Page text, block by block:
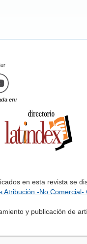
en:
en esta revista se
Atribución -No
y publicación de